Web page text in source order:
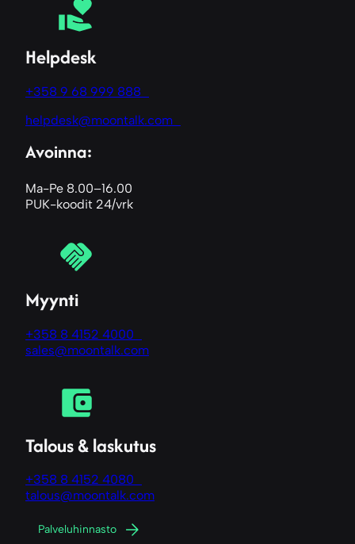
Helpdesk
+358 9 68 999 888
helpdesk@moontalk.com
Avoinna:
Ma-Pe 8.00–16.00
PUK-koodit 24/vrk
Myynti
+358 8 4152 4000
sales@moontalk.com
Talous & laskutus
+358 8 4152 4080
talous@moontalk.com
Palveluhinnasto